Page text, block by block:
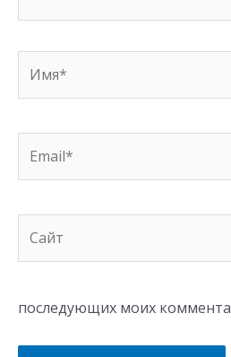
последующих моих